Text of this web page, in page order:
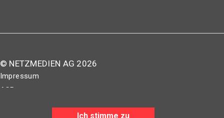
© NETZMEDIEN AG 2026
Impressum
AGB
Ich stimme zu